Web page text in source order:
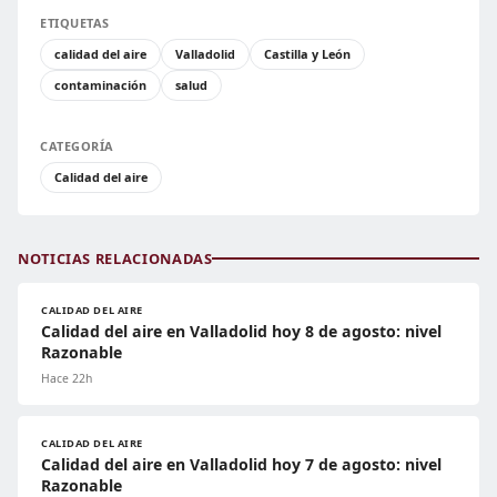
ETIQUETAS
calidad del aire
Valladolid
Castilla y León
contaminación
salud
CATEGORÍA
Calidad del aire
NOTICIAS RELACIONADAS
CALIDAD DEL AIRE
Calidad del aire en Valladolid hoy 8 de agosto: nivel
Razonable
Hace 22h
CALIDAD DEL AIRE
Calidad del aire en Valladolid hoy 7 de agosto: nivel
Razonable